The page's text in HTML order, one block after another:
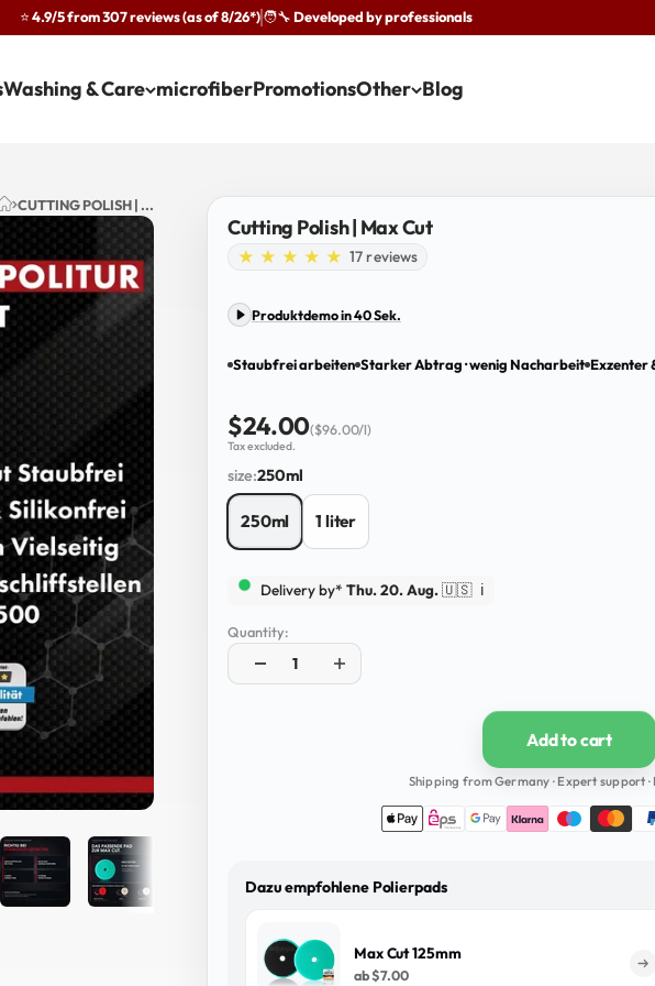
⭐ 4.9/5 from 307 reviews (as of 8/26*)🧑‍🔧 Developed by professionals
Washing & Care microfiberPromotionsOther Blog
CUTTING POLISH | ...
Cutting Polish | Max Cut
17 reviews
Produktdemo in 40 Sek.
Staubfrei arbeiten Starker Abtrag · wenig Nacharbeit Exzenter
Sale price
$24.00($96.00/l)
Tax excluded.
size:250ml
250ml 1 liter
Delivery by* Thu. 20. Aug.🇺🇸 ℹ️
Quantity:
Add to cart
Shipping from Germany · Expert support
Dazu empfohlene Polierpads
Max Cut 125mm
ab$7.00